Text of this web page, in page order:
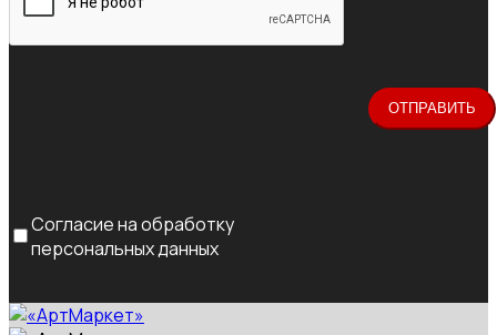
Согласие на обработку
персональных данных